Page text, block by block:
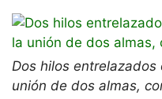
Dos hilos
unión de dos almas,